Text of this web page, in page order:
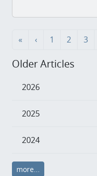
« ‹ 1 2 3
Older Articles
2026
2025
2024
more...